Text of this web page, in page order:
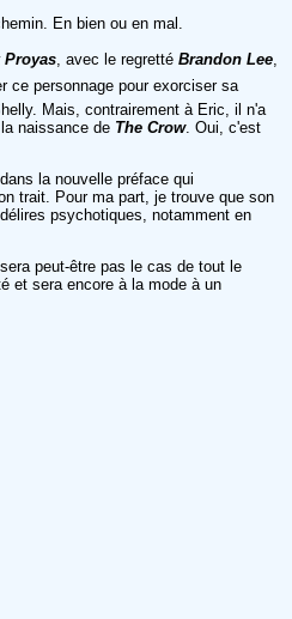
En bien ou en mal.
Proyas , avec le regretté Brandon Lee
ce personnage pour exorciser sa
Mais, contrairement à Eric, il n'a
naissance de The Crow. Oui, c'est
la nouvelle préface qui
trait. Pour ma part, je trouve que son
psychotiques, notamment en
peut-être pas le cas de tout le
et sera encore à la mode à un